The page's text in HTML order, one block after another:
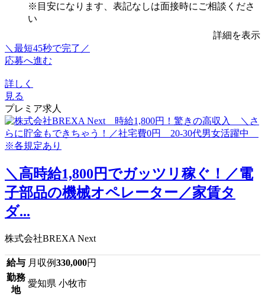
※目安になります、表記なしは面接時にご相談くださ
い
詳細を表示
＼最短45秒で完了／
応募へ進む
詳しく
見る
プレミア求人
＼高時給1,800円でガッツリ稼ぐ！／電
子部品の機械オペレーター／家賃タ
ダ...
株式会社BREXA Next
給与 月収例330,000円
勤務
地
愛知県 小牧市